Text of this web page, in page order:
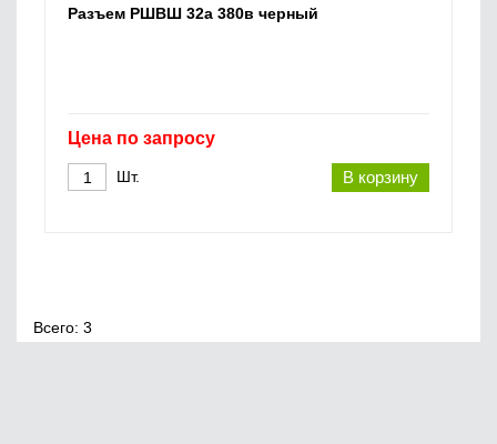
Разъем РШВШ 32а 380в черный
Цена по запросу
В корзину
Шт.
Всего: 3